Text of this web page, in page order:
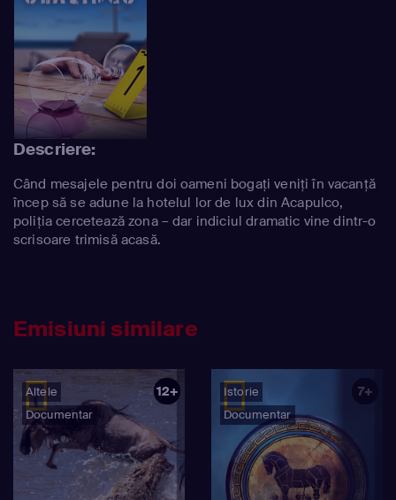
Descriere:
Când mesajele pentru doi oameni bogați veniți în vacanță
încep să se adune la hotelul lor de lux din Acapulco,
poliția cercetează zona – dar indiciul dramatic vine dintr-o
scrisoare trimisă acasă.
Emisiuni similare
Altele
Documentar
12+
Istorie
Documentar
7+